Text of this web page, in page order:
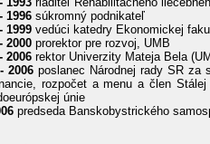
1996 súkromný podnikateľ
1999 vedúci katedry Ekonomickej
2000 prorektor pre rozvoj, UMB
2006 rektor Univerzity Mateja Bela
2006 poslanec Národnej rady SR za
rozpočet a menu a člen
únie
predseda Banskobystrického